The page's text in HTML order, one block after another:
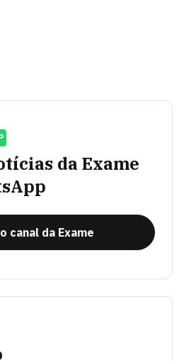
da Exame
canal da Exame